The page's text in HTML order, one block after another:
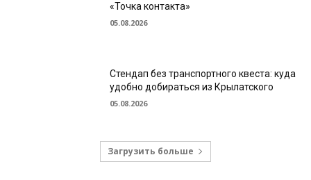
«Точка контакта»
05.08.2026
Стендап без транспортного квеста: куда
удобно добираться из Крылатского
05.08.2026
Загрузить больше